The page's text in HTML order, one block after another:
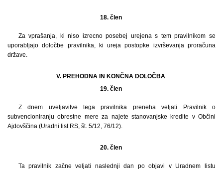
18. člen
Za vprašanja, ki niso izrecno posebej urejena s tem pravilnikom se
uporabljajo določbe pravilnika, ki ureja postopke izvrševanja proračuna
države.
V. PREHODNA IN KONČNA DOLOČBA
19. člen
Z dnem uveljavitve tega pravilnika preneha veljati Pravilnik o
subvencioniranju obrestne mere za najete stanovanjske kredite v Občini
Ajdovščina (Uradni list RS, št. 5/12, 76/12).
20. člen
Ta pravilnik začne veljati naslednji dan po objavi v Uradnem listu